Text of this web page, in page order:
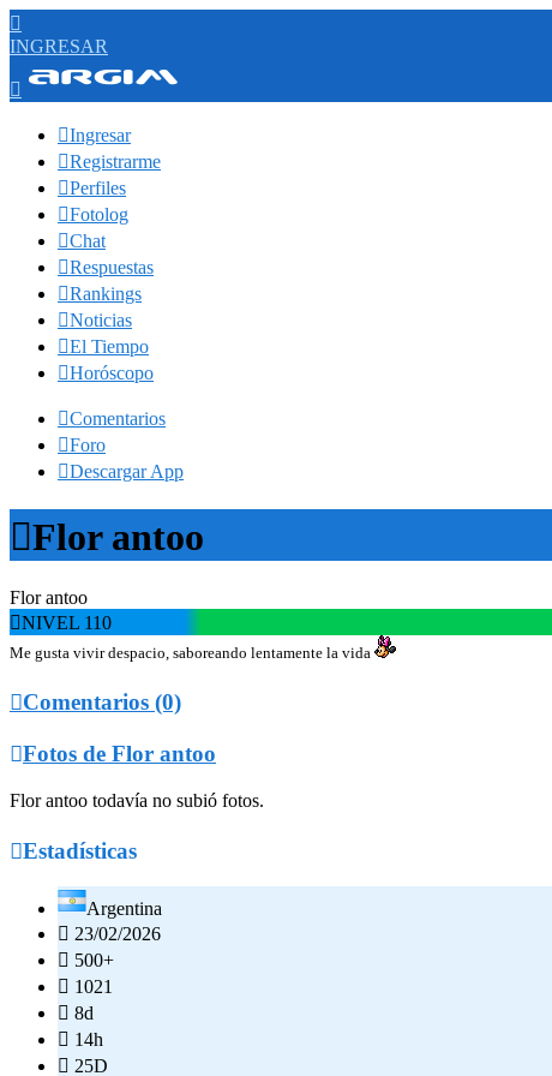

INGRESAR

Ingresar
Registrarme
Perfiles
Fotolog
Chat
Respuestas
Rankings
Noticias
El Tiempo
Horóscopo
Comentarios
Foro
Descargar App
Flor antoo
Flor antoo
NIVEL 110
Me gusta vivir despacio, saboreando lentamente la vida
Comentarios (0)
Fotos de Flor antoo
Flor antoo todavía no subió fotos.
Estadísticas
Argentina
 23/02/2026
 500+
 1021
 8d
 14h
 25D